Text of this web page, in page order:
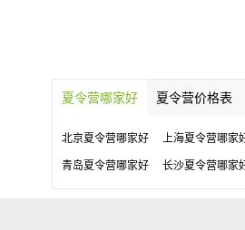
夏令营哪家好 夏令营价格表
北京夏令营哪家好 上海夏令营哪家
青岛夏令营哪家好 长沙夏令营哪家